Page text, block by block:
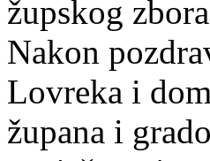
župskog
Nakon
Lovreka i
župana i